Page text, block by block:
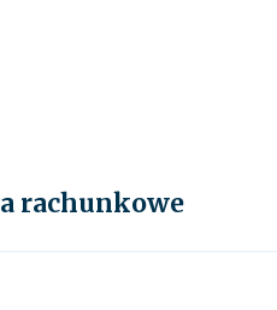
rachunkowe